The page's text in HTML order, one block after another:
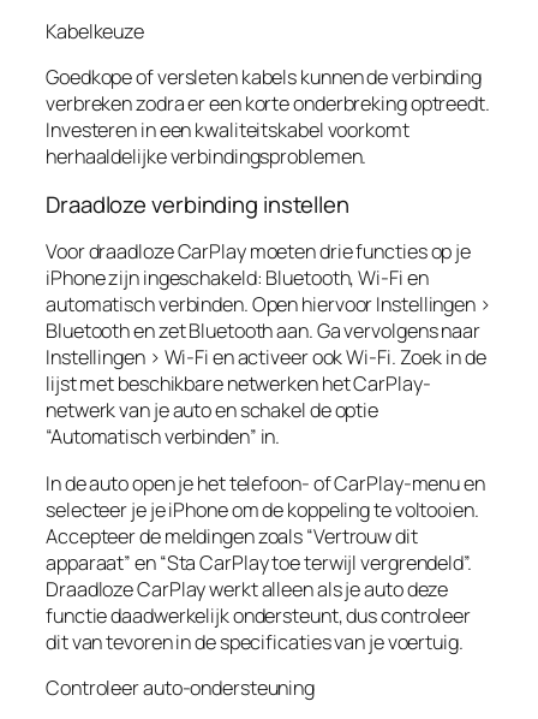
Kabelkeuze
Goedkope of versleten kabels kunnen de verbinding
verbreken zodra er een korte onderbreking optreedt.
Investeren in een kwaliteitskabel voorkomt
herhaaldelijke verbindingsproblemen.
Draadloze verbinding instellen
Voor draadloze CarPlay moeten drie functies op je
iPhone zijn ingeschakeld: Bluetooth, Wi-Fi en
automatisch verbinden. Open hiervoor Instellingen >
Bluetooth en zet Bluetooth aan. Ga vervolgens naar
Instellingen > Wi-Fi en activeer ook Wi-Fi. Zoek in de
lijst met beschikbare netwerken het CarPlay-
netwerk van je auto en schakel de optie
“Automatisch verbinden” in.
In de auto open je het telefoon- of CarPlay-menu en
selecteer je je iPhone om de koppeling te voltooien.
Accepteer de meldingen zoals “Vertrouw dit
apparaat” en “Sta CarPlay toe terwijl vergrendeld”.
Draadloze CarPlay werkt alleen als je auto deze
functie daadwerkelijk ondersteunt, dus controleer
dit van tevoren in de specificaties van je voertuig.
Controleer auto-ondersteuning